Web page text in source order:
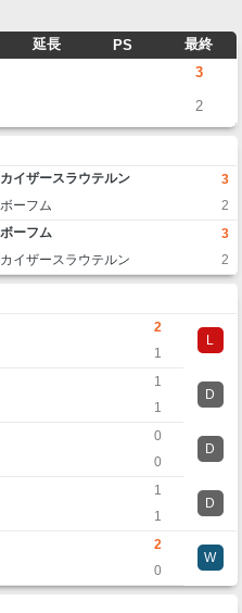
延長 PS
最終
3
2
カイザースラウテルン
3
ボーフム
2
ボーフム
3
カイザースラウテルン
2
2
L
1
1
D
1
0
D
0
1
D
1
2
W
0